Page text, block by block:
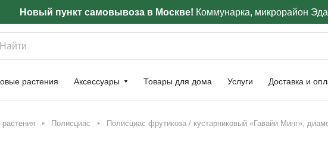
Новый пункт самовывоза в Москве! Коммунарка, микрорайон
растения Аксессуары Товары для дома Услуги Доставка и
Полисциас Полисциас фрутикоза / кустарниковый «Гавайи Минг»,